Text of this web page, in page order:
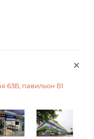
63Б, павильон Б1